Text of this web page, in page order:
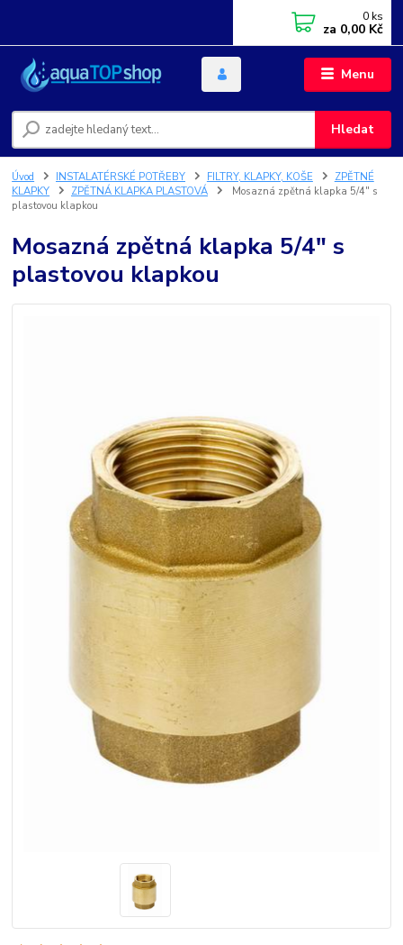
Menu
Hledat
0 ks
za 0,00 Kč
Úvod INSTALATÉRSKÉ POTŘEBY FILTRY, KLAPKY, KOŠE
ZPĚTNÉ
KLAPKY
ZPĚTNÁ KLAPKA PLASTOVÁ
Mosazná zpětná klapka 5/4" s
plastovou klapkou
Mosazná zpětná klapka 5/4" s
plastovou klapkou